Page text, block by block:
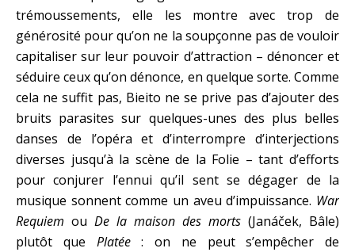
trémoussements, elle les montre avec trop de
générosité pour qu’on ne la soupçonne pas de vouloir
capitaliser sur leur pouvoir d’attraction – dénoncer et
séduire ceux qu’on dénonce, en quelque sorte. Comme
cela ne suffit pas, Bieito ne se prive pas d’ajouter des
bruits parasites sur quelques-unes des plus belles
danses de l’opéra et d’interrompre d’interjections
diverses jusqu’à la scène de la Folie – tant d’efforts
pour conjurer l’ennui qu’il sent se dégager de la
musique sonnent comme un aveu d’impuissance. War
Requiem ou De la maison des morts (Janáček, Bâle)
plutôt que Platée: on ne peut s’empêcher de